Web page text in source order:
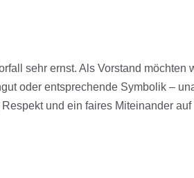
sehr ernst. Als Vorstand
oder entsprechende Symbolik –
und ein faires Miteinander